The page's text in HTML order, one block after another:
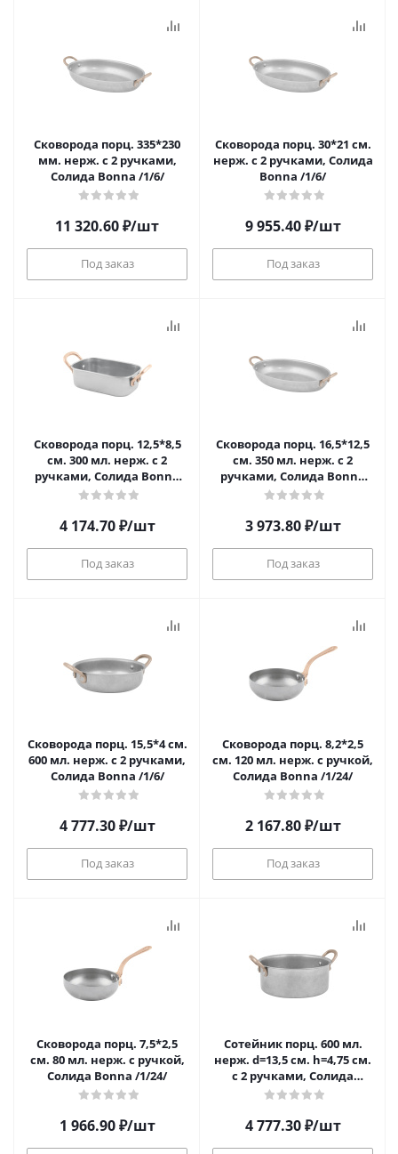
Сковорода порц. 335*230
мм. нерж. с 2 ручками,
Солида Bonna /1/6/
11 320.60₽/шт
Под заказ
Сковорода порц. 30*21 см.
нерж. с 2 ручками, Солида
Bonna /1/6/
9 955.40₽/шт
Под заказ
Сковорода порц. 12,5*8,5
см. 300 мл. нерж. с 2
ручками, Солида Bonna
/1/6/
4 174.70₽/шт
Под заказ
Сковорода порц. 16,5*12,5
см. 350 мл. нерж. с 2
ручками, Солида Bonna
/1/6/
3 973.80₽/шт
Под заказ
Сковорода порц. 15,5*4 см.
600 мл. нерж. с 2 ручками,
Солида Bonna /1/6/
4 777.30₽/шт
Под заказ
Сковорода порц. 8,2*2,5
см. 120 мл. нерж. с ручкой,
Солида Bonna /1/24/
2 167.80₽/шт
Под заказ
Сковорода порц. 7,5*2,5
см. 80 мл. нерж. с ручкой,
Солида Bonna /1/24/
1 966.90₽/шт
Сотейник порц. 600 мл.
нерж. d=13,5 см. h=4,75 см.
с 2 ручками, Солида
Bonna /1/6/
4 777.30₽/шт